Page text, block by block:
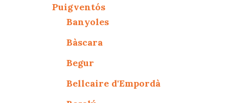
Puigventós
Banyoles
Bàscara
Begur
Bellcaire d'Empordà